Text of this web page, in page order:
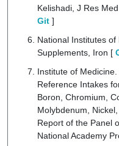
Kelishadi, J Res
Git ]
National Institutes
Supplements, Iron [
Institute of
Reference Intakes
Boron, Chromium,
Molybdenum,
Report of the Panel
National Academy